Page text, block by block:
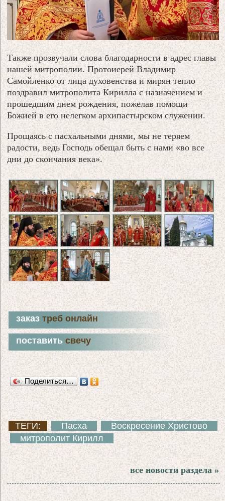
Также прозвучали слова благодарности в адрес главы
нашей митрополии. Протоиерей Владимир
Самойленко от лица духовенства и мирян тепло
поздравил митрополита Кирилла с назначением и
прошедшим днем рождения, пожелав помощи
Божией в его нелегком архипастырском служении.
Прощаясь с пасхальными днями, мы не теряем
радости, ведь Господь обещал быть с нами «во все
дни до скончания века».
заказтреб онлайн
поставитьсвечу
Поделиться…
ТЕГИ: Пасха
Воскресение Христово
митрополит Кирилл
все новости раздела »